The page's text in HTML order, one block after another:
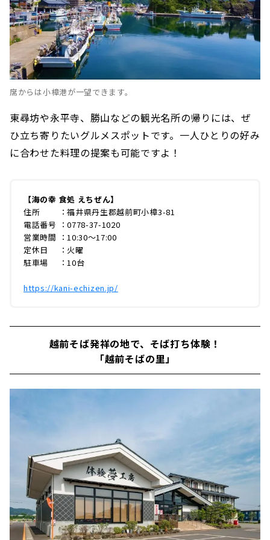
席からは小樟港が一望できます。
東尋坊や永平寺、勝山などの観光名所の帰りには、ぜ
ひ立ち寄りたいグルメスポットです。一人ひとりの好み
に合わせた料理の提案も可能ですよ！
【海の幸 食処 えちぜん】
住所 ：福井県丹生郡越前町小樟3-81
電話番号 ：0778-37-1020
営業時間 ：10:30～17:00
定休日 ：火曜
駐車場 ：10台
https://kani-echizen.jp/
越前そば発祥の地で、そば打ち体験！
「越前そばの里」